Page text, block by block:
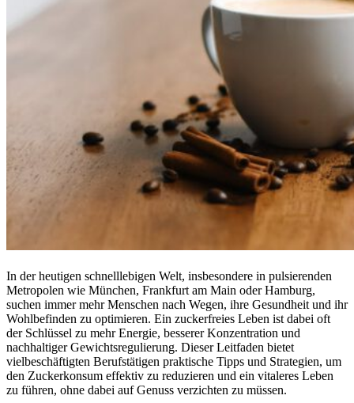
In der heutigen schnelllebigen Welt, insbesondere in pulsierenden
Metropolen wie München, Frankfurt am Main oder Hamburg,
suchen immer mehr Menschen nach Wegen, ihre Gesundheit und ihr
Wohlbefinden zu optimieren. Ein zuckerfreies Leben ist dabei oft
der Schlüssel zu mehr Energie, besserer Konzentration und
nachhaltiger Gewichtsregulierung. Dieser Leitfaden bietet
vielbeschäftigten Berufstätigen praktische Tipps und Strategien, um
den Zuckerkonsum effektiv zu reduzieren und ein vitaleres Leben
zu führen, ohne dabei auf Genuss verzichten zu müssen.